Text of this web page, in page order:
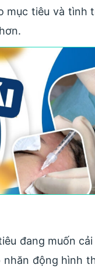
mục tiêu và
đang muốn
động hình